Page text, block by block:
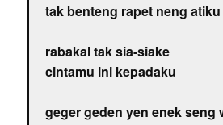
tak benteng rapet neng atiku
rabakal tak sia-siake
cintamu ini kepadaku
geger geden yen enek seng